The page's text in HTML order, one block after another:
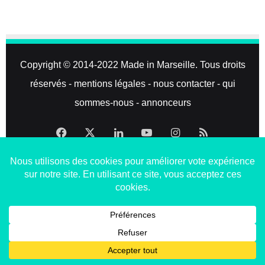
Copyright © 2014-2022 Made in Marseille. Tous droits
réservés - mentions légales- nous contacter- qui
sommes-nous- annonceurs
Facebook LinkedinYouTubeInstagram